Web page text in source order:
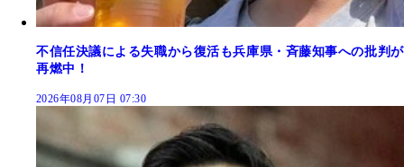
不信任決議による失職から復活も兵庫県・斉藤知事への批判が
再燃中！
2026年08月07日 07:30